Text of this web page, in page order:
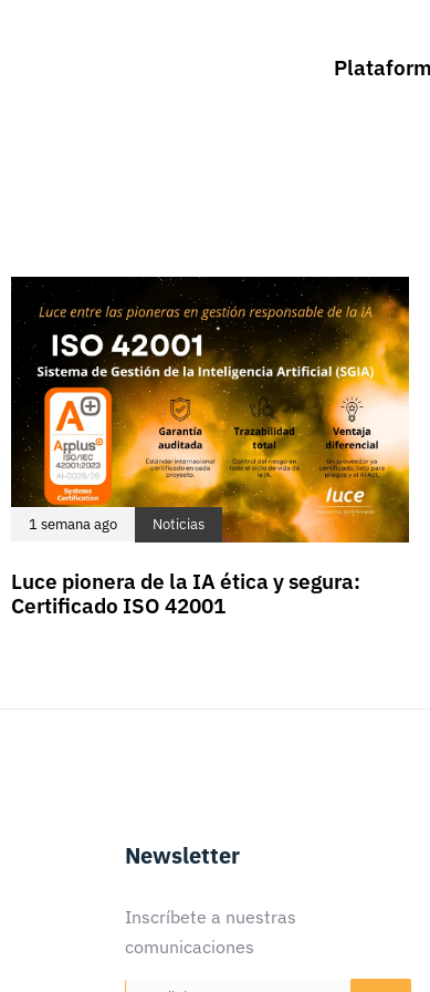
1 semana ago Noticias
Luce pionera de la IA ética y segura:
Certificado ISO 42001
Newsletter
Inscríbete a nuestras
comunicaciones